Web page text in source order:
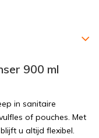
900 ml
in sanitaire
of pouches. Met
u altijd flexibel.